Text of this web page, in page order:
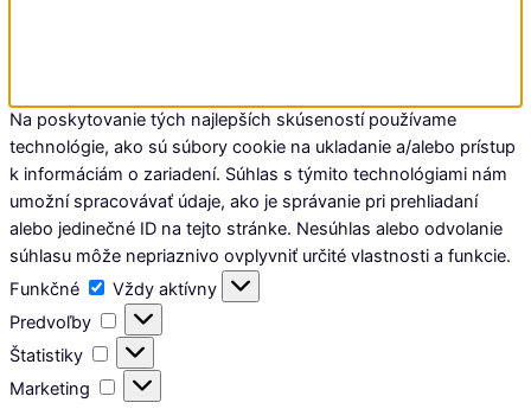
Na poskytovanie tých najlepších skúseností používame
technológie, ako sú súbory cookie na ukladanie a/alebo prístup
k informáciám o zariadení. Súhlas s týmito technológiami nám
umožní spracovávať údaje, ako je správanie pri prehliadaní
alebo jedinečné ID na tejto stránke. Nesúhlas alebo odvolanie
súhlasu môže nepriaznivo ovplyvniť určité vlastnosti a funkcie.
Funkčné
Funkčné
Vždy aktívny
Predvoľby
Predvoľby
Štatistiky
Štatistiky
Marketing
Marketing